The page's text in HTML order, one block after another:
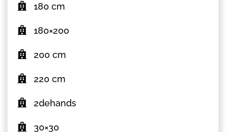
180 cm
180×200
200 cm
220 cm
2dehands
30×30